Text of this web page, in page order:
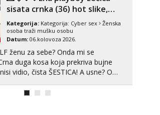
sisata crnka (36) hot slike,
videa i c2c💗
Kategorija: Kategorija: Cyber sex
Ženska
osoba traži mušku osobu
Datum: 06.kolovoza 2026.
ženu za sebe? Onda mi se
duga kosa koja prekriva bujne
vidio, čista ŠESTICA! A usne? O
pamćenje, jer vjeruj mi, takve još